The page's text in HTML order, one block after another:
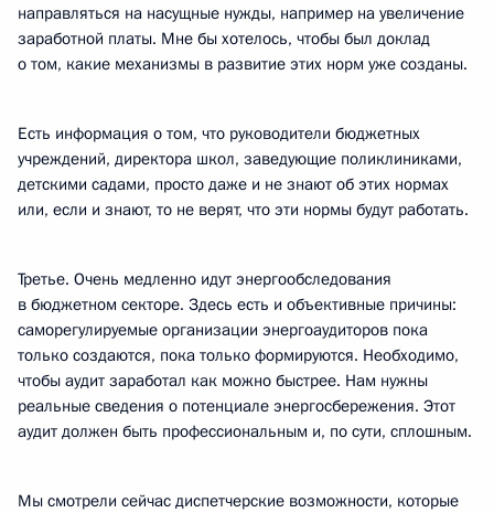
направляться на насущные нужды, например на увеличение
заработной платы. Мне бы хотелось, чтобы был доклад
о том, какие механизмы в развитие этих норм уже созданы.
Есть информация о том, что руководители бюджетных
учреждений, директора школ, заведующие поликлиниками,
детскими садами, просто даже и не знают об этих нормах
или, если и знают, то не верят, что эти нормы будут работать.
Третье. Очень медленно идут энергообследования
в бюджетном секторе. Здесь есть и объективные причины:
саморегулируемые организации энергоаудиторов пока
только создаются, пока только формируются. Необходимо,
чтобы аудит заработал как можно быстрее. Нам нужны
реальные сведения о потенциале энергосбережения. Этот
аудит должен быть профессиональным и, по сути, сплошным.
Мы смотрели сейчас диспетчерские возможности, которые